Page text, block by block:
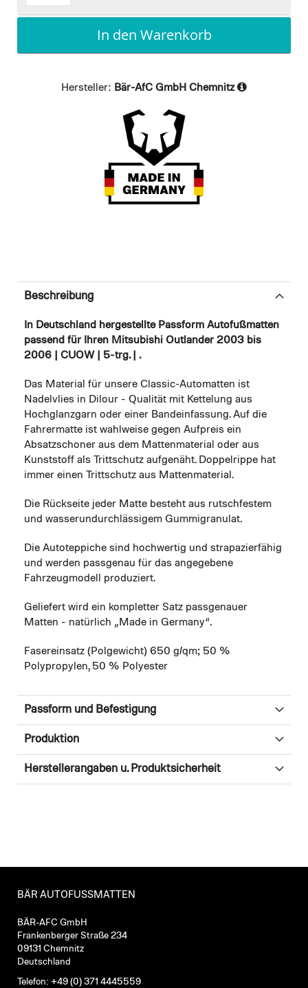
In den Warenkorb
Hersteller: Bär-AfC GmbH Chemnitz
Beschreibung
In Deutschland hergestellte Passform Autofußmatten
passend für Ihren Mitsubishi Outlander 2003 bis
2006 | CUOW | 5-trg. | .
Das Material für unsere Classic-Automatten ist
Nadelvlies in Dilour - Qualität mit Kettelung aus
Hochglanzgarn oder einer Bandeinfassung. Auf die
Fahrermatte ist wahlweise gegen Aufpreis ein
Absatzschoner aus dem Mattenmaterial oder aus
Kunststoff als Trittschutz aufgenäht. Doppelrippe hat
immer einen Trittschutz aus Mattenmaterial.
Die Rückseite jeder Matte besteht aus rutschfestem
und wasserundurchlässigem Gummigranulat.
Die Autoteppiche sind hochwertig und strapazierfähig
und werden passgenau für das angegebene
Fahrzeugmodell produziert.
Geliefert wird ein kompletter Satz passgenauer
Matten - natürlich „Made in Germany“.
Fasereinsatz (Polgewicht) 650 g/qm; 50 %
Polypropylen, 50 % Polyester
Passform und Befestigung
Produktion
Herstellerangaben u. Produktsicherheit
BÄR AUTOFUSSMATTEN
BÄR-AFC GmbH
Frankenberger Straße 234
09131 Chemnitz
Deutschland
Telefon: +49 (0) 371 4445559